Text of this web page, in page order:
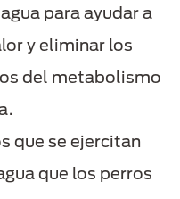
para ayudar a
y eliminar los
del metabolismo
que se ejercitan
que los perros